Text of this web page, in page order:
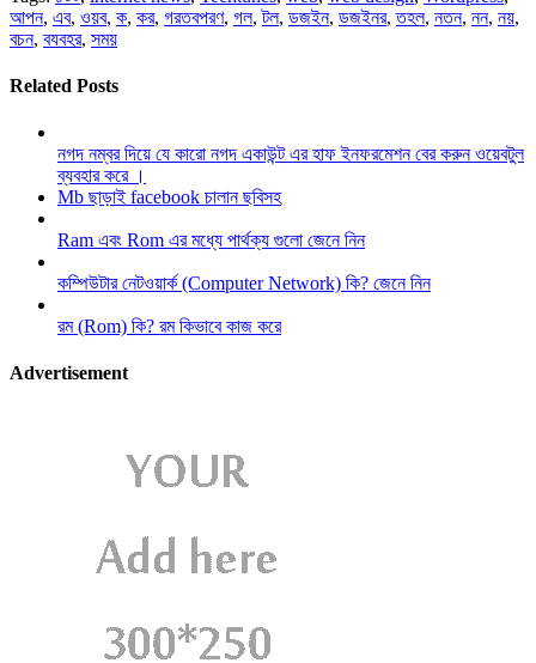
আপন, এব, ওয়ব, ক, কর, গরতবপরণ, গল,টল, ডজইন, ডজইনর,তহল, নতন, নন, নয়,
বচন, বযবহর, সময়
Related Posts
নগদ নম্বর দিয়ে যে কারো নগদ একাউন্ট এর হাফ ইনফরমেশন বের করুন ওয়েবটুল
ব্যবহার করে ।
Mb ছাড়াই facebook চালান ছবিসহ
Ram এবং Rom এর মধ্যে পার্থক্য গুলো জেনে নিন
কম্পিউটার নেটওয়ার্ক (Computer Network) কি? জেনে নিন
রম (Rom) কি? রম কিভাবে কাজ করে
Advertisement